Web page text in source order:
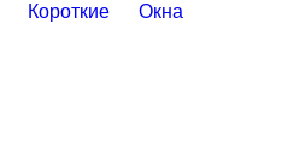
Короткие Окна